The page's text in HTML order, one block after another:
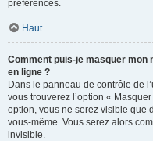
préférences.
Haut
Comment puis-je masquer mon
en ligne ?
Dans le panneau de contrôle de
vous trouverez l’option «
option, vous ne serez visible que
vous-même. Vous serez alors
invisible.